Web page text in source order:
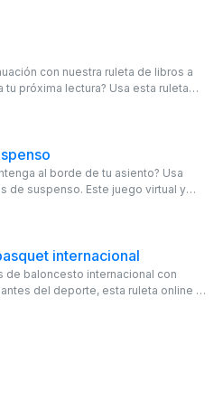
con nuestra ruleta de libros a
tu próxima lectura? Usa esta ruleta
¡Es un juego virtual gratuito para
al borde de tu asiento? Usa
de suspenso. Este juego virtual y
la ruleta editable y sumérgete en la
internacional
de baloncesto internacional con
del deporte, esta ruleta online es